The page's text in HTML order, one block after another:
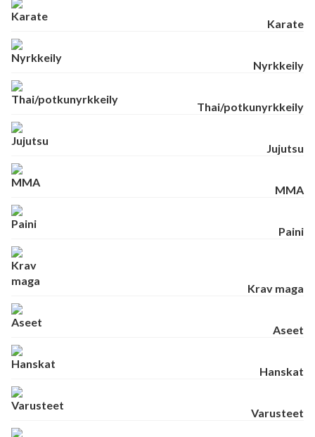
Karate
Nyrkkeily
Thai/potkunyrkkeily
Jujutsu
MMA
Paini
Krav maga
Aseet
Hanskat
Varusteet